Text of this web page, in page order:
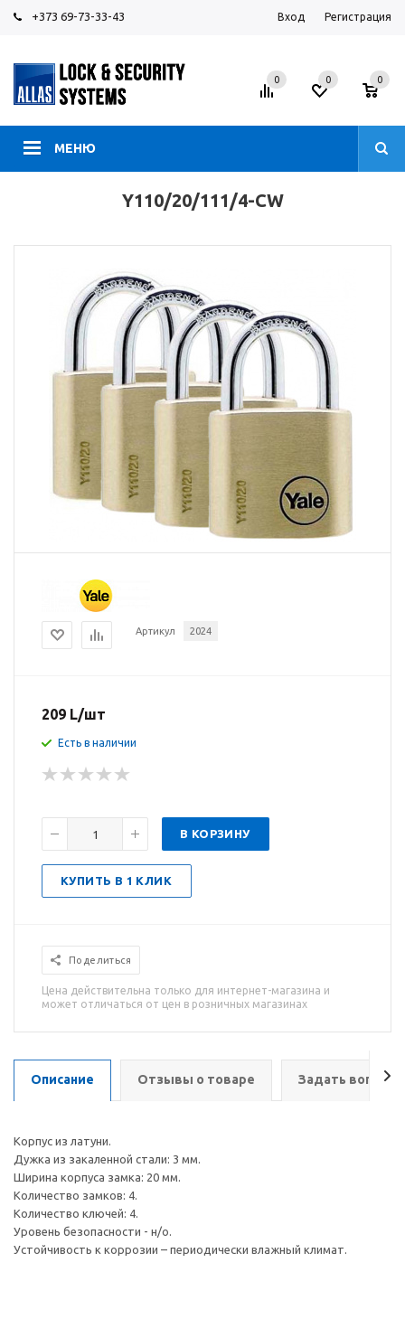
+373 69-73-33-43 Вход Регистрация
МЕНЮ
0 0 0
Y110/20/111/4-CW
Артикул 2024
209 L/шт
Есть в наличии
В КОРЗИНУ
КУПИТЬ В 1 КЛИК
Поделиться
Цена действительна только для интернет-магазина и
может отличаться от цен в розничных магазинах
Описание Отзывы о товаре Задать вопрос
Корпус из латуни.
Дужка из закаленной стали: 3 мм.
Ширина корпуса замка: 20 мм.
Количество замков: 4.
Количество ключей: 4.
Уровень безопасности - н/о.
Устойчивость к коррозии – периодически влажный климат.